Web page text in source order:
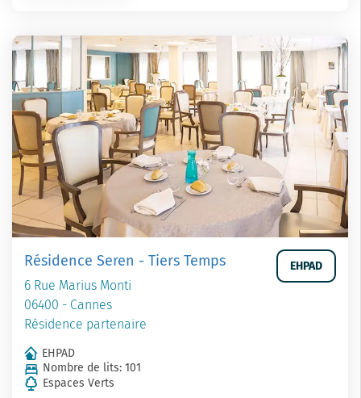
Résidence Seren - Tiers Temps
6 Rue Marius Monti
06400 - Cannes
Résidence partenaire
EHPAD
EHPAD
Nombre de lits: 101
Espaces Verts